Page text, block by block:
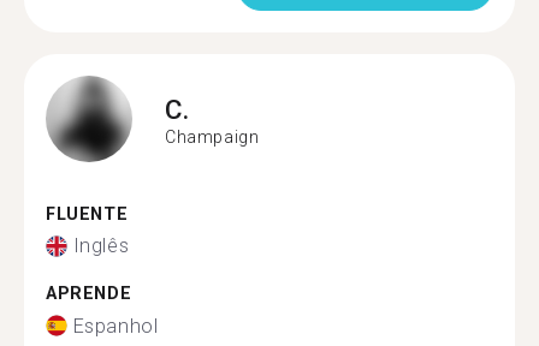
C.
Champaign
FLUENTE
Inglês
APRENDE
Espanhol